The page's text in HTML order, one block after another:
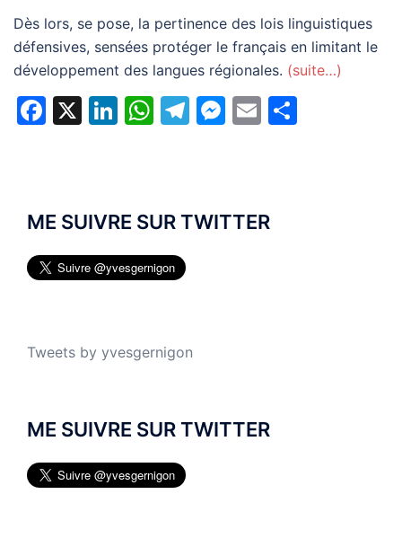
Dès lors, se pose, la pertinence des lois linguistiques
défensives, sensées protéger le français en limitant le
développement des langues régionales. (suite…)
Facebook
X LinkedIn
WhatsApp
Telegram
Messenger
Email
ME SUIVRE SUR TWITTER
Tweets by yvesgernigon
ME SUIVRE SUR TWITTER